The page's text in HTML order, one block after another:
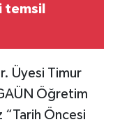
temsil
Üyesi Timur
Öğretim
Öncesi